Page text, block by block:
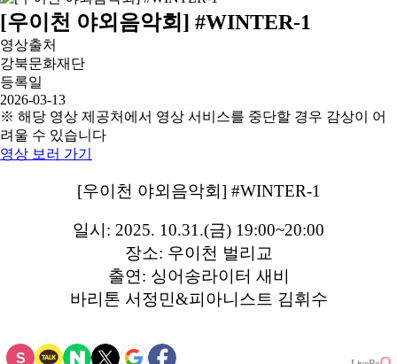
[우이천 야외음악회] #WINTER-1
영상출처
강북문화재단
등록일
2026-03-13
※ 해당 영상 제공처에서 영상 서비스를 중단할 경우 감상이 어
려울 수 있습니다
영상 보러 가기
[우이천 야외음악회] #WINTER-1
일시: 2025. 10.31.(금) 19:00~20:00
장소: 우이천 벌리교
출연: 싱어송라이터 새비
바리톤 서정민&피아니스트 김휘수